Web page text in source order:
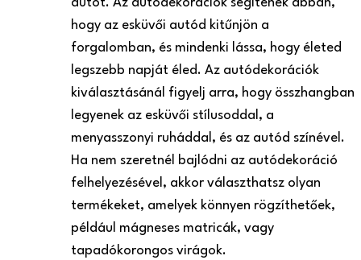
autót. Az autódekorációk segítenek abban,
hogy az esküvői autód kitűnjön a
forgalomban, és mindenki lássa, hogy életed
legszebb napját éled. Az autódekorációk
kiválasztásánál figyelj arra, hogy összhangban
legyenek az esküvői stílusoddal, a
menyasszonyi ruháddal, és az autód színével.
Ha nem szeretnél bajlódni az autódekoráció
felhelyezésével, akkor választhatsz olyan
termékeket, amelyek könnyen rögzíthetőek,
például mágneses matricák, vagy
tapadókorongos virágok.